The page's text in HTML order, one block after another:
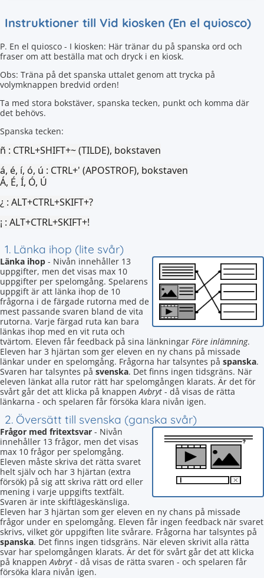
Instruktioner till Vid kiosken (En el quiosco)
P. En el quiosco - I kiosken: Här tränar du på spanska ord och
fraser om att beställa mat och dryck i en kiosk.
Obs: Träna på det spanska uttalet genom att trycka på
volymknappen bredvid orden!
Ta med stora bokstäver, spanska tecken, punkt och komma där
det behövs.
Spanska tecken:
ñ : CTRL+SHIFT+~ (TILDE), bokstaven
á, é, í, ó, ú : CTRL+' (APOSTROF), bokstaven
Á, É, Í, Ó, Ú
¿ : ALT+CTRL+SKIFT+?
¡ : ALT+CTRL+SKIFT+!
1. Länka ihop (lite svår)
Länka ihop - Nivån innehåller 13
uppgifter, men det visas max 10
uppgifter per spelomgång. Spelarens
uppgift är att länka ihop de 10
frågorna i de färgade rutorna med de
mest passande svaren bland de vita
rutorna. Varje färgad ruta kan bara
länkas ihop med en vit ruta och
tvärtom. Eleven får feedback på sina länkningar Före inlämning.
Eleven har 3 hjärtan som ger eleven en ny chans på missade
länkar under en spelomgång. Frågorna har talsyntes på spanska.
Svaren har talsyntes på svenska. Det finns ingen tidsgräns. När
eleven länkat alla rutor rätt har spelomgången klarats. Är det för
svårt går det att klicka på knappenAvbryt - då visas de rätta
länkarna - och spelaren får försöka klara nivån igen.
2. Översätt till svenska (ganska svår)
Frågor med fritextsvar - Nivån
innehåller 13 frågor, men det visas
max 10 frågor per spelomgång.
Eleven måste skriva det rätta svaret
helt själv och har 3 hjärtan (extra
försök) på sig att skriva rätt ord eller
mening i varje uppgifts textfält.
Svaren är inte skiftlägeskänsliga.
Eleven har 3 hjärtan som ger eleven en ny chans på missade
frågor under en spelomgång. Eleven får ingen feedback när svaret
skrivs, vilket gör uppgiften lite svårare. Frågorna har talsyntes på
spanska. Det finns ingen tidsgräns. När eleven skrivit alla rätta
svar har spelomgången klarats. Är det för svårt går det att klicka
på knappenAvbryt - då visas de rätta svaren - och spelaren får
försöka klara nivån igen.